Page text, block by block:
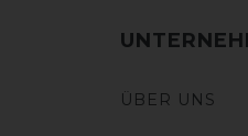
ÜBER UNS